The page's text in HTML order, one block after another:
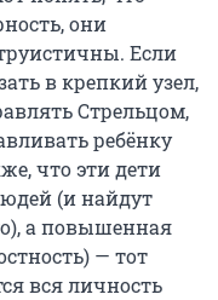
они
Если
в крепкий узел,
Стрельцом,
ребёнку
что эти дети
(и найдут
а повышенная
— тот
вся личность